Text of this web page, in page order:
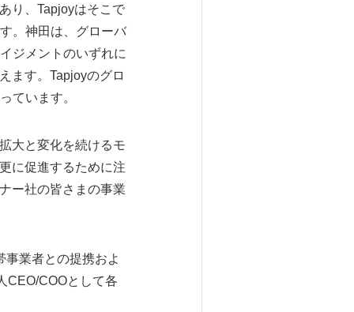
り、Tapjoyはそこで
。神田は、グローバ
ジメントのいずれに
ます。Tapjoyのグロ
ています。
大と変化を続けるモ
に促進するために注
ー社の皆さまの事業
業者との提携およ
CEO/COOとして各